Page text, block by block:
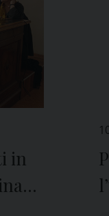
in